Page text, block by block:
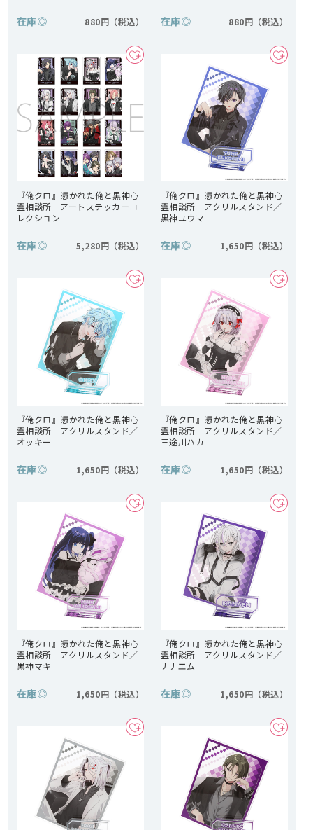
在庫◎ 880円 在庫◎ 880円
『俺クロ』憑かれた俺と黒神心
霊相談所 アートステッカーコ
レクション
在庫◎ 5,280円
『俺クロ』憑かれた俺と黒神心
霊相談所 アクリルスタンド／
黒神ユウマ
在庫◎ 1,650円
『俺クロ』憑かれた俺と黒神心
霊相談所 アクリルスタンド／
オッキー
在庫◎ 1,650円
『俺クロ』憑かれた俺と黒神心
霊相談所 アクリルスタンド／
三途川ハカ
在庫◎ 1,650円
『俺クロ』憑かれた俺と黒神心
霊相談所 アクリルスタンド／
黒神マキ
在庫◎ 1,650円
『俺クロ』憑かれた俺と黒神心
霊相談所 アクリルスタンド／
ナナエム
在庫◎ 1,650円